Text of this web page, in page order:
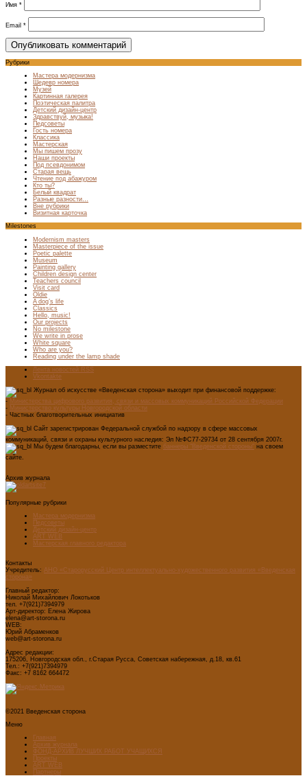
Имя *
Email *
Рубрики
Мастера модернизма
Шедевр номера
Музей
Картинная галерея
Поэтическая палитра
Детский дизайн-центр
Здравствуй, музыка!
Педсоветы
Гость номера
Классика
Мастерская
Мы пишем прозу
Наши проекты
Под псевдонимом
Старая вещь
Чтение под абажуром
Кто ты?
Белый квадрат
Разные разности…
Вне рубрики
Визитная карточка
Milestones
Modernism masters
Masterpiece of the issue
Poetic palette
Museum
Painting gallery
Children design center
Teachers council
Visit card
Oldie
A dog’s life
Classics
Hello, music!
Our projects
No milestone
We write in prose
White square
Who are you?
Reading under the lamp shade
Лента новостей RSS
Vkontakte
Журнал об искусстве «Введенская сторона» выходит при финансовой поддержке:
- Министерства цифрового развития, связи и массовых коммуникаций Российской Федерации
- Министерство культуры Новгородской области
- Частных благотворительных инициатив
Сайт зарегистрирован Федеральной службой по надзору в сфере массовых
коммуникаций, связи и охраны культурного наследия: Эл №ФС77-29734 от 28 сентября 2007г.
Мы будем благодарны, если вы разместите баннеры "Введенской стороны" на своем
сайте.
Архив журнала
Популярные рубрики
Мастера модернизма
Педсоветы
Детский дизайн-центр
ART WEB
Мастерская главного редактора
Контакты
Учредитель: АНО «Старорусский Центр интеллектуально-художественного развития «Введенская
сторона»
Главный редактор:
Николай Михайлович Локотьков
тел. +7(921)7394979
Арт-директор: Елена Жирова
elena@art-storona.ru
WEB:
Юрий Абраменков
web@art-storona.ru
Адрес редакции:
175206, Новгородская обл., г.Старая Русса, Советская набережная, д.18, кв.61
Тел.: +7(921)7394979
Факс: +7 8162 664472
©2021 Введенская сторона
Меню
Главная
Архив журнала
ФОНД-АРХИВ ЛУЧШИХ РАБОТ УЧАЩИХСЯ
Проекты
ART WEB
Партнеры